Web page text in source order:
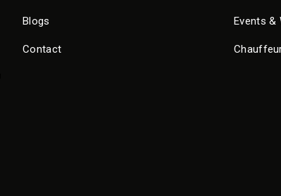
Blogs
Contact
Events &